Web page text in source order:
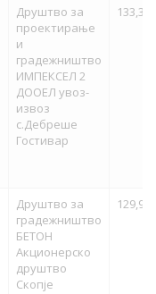
Друштво за
проектирање
и
градежништво
ИМПЕКСЕЛ 2
ДООEЛ увоз-
извоз
с.Дебреше
Гостивар
Друштво за
градежништво
БЕТОН
Акционерско
друштво
Скопје